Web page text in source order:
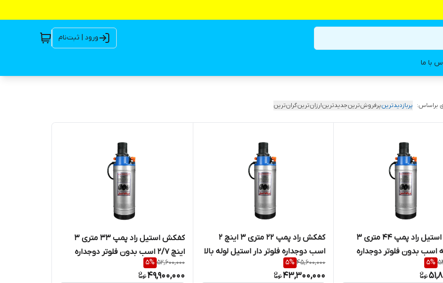
ورود | ثبت‌نام
با ما
براساس: پربازدیدترینپرفروش‌ترینجدیدترینارزان‌ترینگران‌ترین
کفکش استیل راد پمپ ۴۴ متری ۳
اسب بدون فلوتر دوجداره
5%
کفکش راد پمپ ۲۲ متری ۳ اینچ 2
اسب دوجداره فلوتر دار استیل لوله بالا
45,600,000
5%
43,300,000
کفکش استیل راد پمپ ۳۳ متری ۳
اینچ 2/7 اسب بدون فلوتر دوجداره
لوله بالا
52,600,000
5%
49,900,000